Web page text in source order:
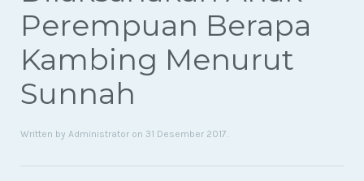
Perempuan Berapa
Kambing Menurut
Sunnah
Written by Administrator on 31 Desember 2017.